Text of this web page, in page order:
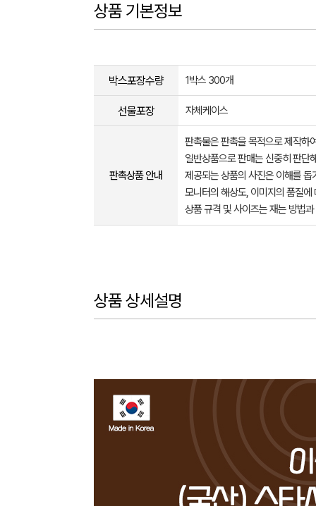
상품 기본정보
박스포장수량 1박스 300개
선물포장 자체케이스
판촉상품 안내
판촉물은 판촉을 목적으로 제작하
일반상품으로 판매는 신중히 판단
제공되는 상품의 사진은 이해를
모니터의 해상도, 이미지의 품질
상품 규격 및 사이즈는 재는 방법
상품 상세설명